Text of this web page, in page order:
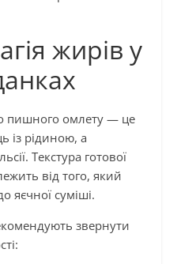
жирів у
пишного омлету — це
із рідиною, а
Текстура готової
від того, який
яєчної суміші.
звернути